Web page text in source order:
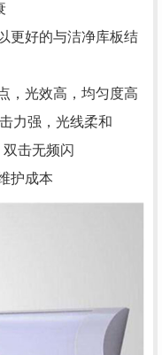
更好的与洁净库板结
，光效高，均匀度高
力强，光线柔和
击无频闪
护成本